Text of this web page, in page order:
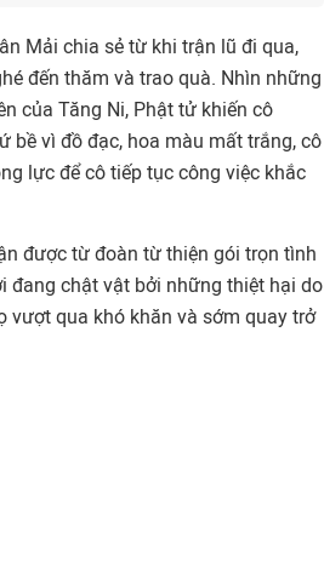
Mải chia sẻ từ khi trận lũ đi qua,
đến thăm và trao quà. Nhìn những
của Tăng Ni, Phật tử khiến cô
bề vì đồ đạc, hoa màu mất trắng, cô
lực để cô tiếp tục công việc khắc
được từ đoàn từ thiện gói trọn tình
đang chật vật bởi những thiệt hại do
vượt qua khó khăn và sớm quay trở